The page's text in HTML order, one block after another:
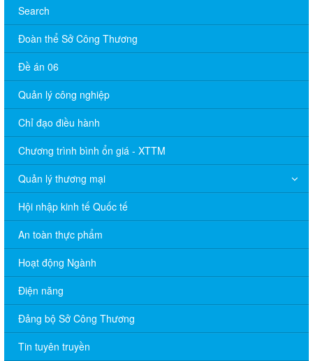
Search
Đoàn thể Sở Công Thương
Đề án 06
Quản lý công nghiệp
Chỉ đạo điều hành
Chương trình bình ổn giá - XTTM
Quản lý thương mại
Hội nhập kinh tế Quốc tế
An toàn thực phẩm
Hoạt động Ngành
Điện năng
Đảng bộ Sở Công Thương
Tin tuyên truyền